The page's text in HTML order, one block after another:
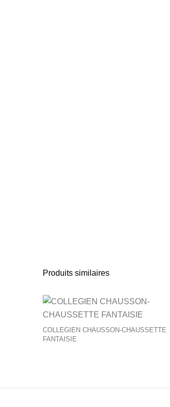
Produits similaires
COLLEGIEN CHAUSSON-CHAUSSETTE
FANTAISIE